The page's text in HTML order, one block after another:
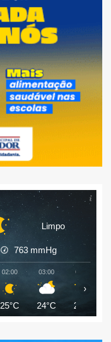
Limpo
763 mmHg
02:00
25°C
03:00
24°C
04:00
24°C
›